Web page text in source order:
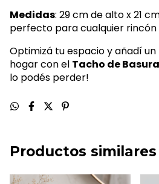
Medidas: 29 cm de alto x 21
perfecto para cualquier rincón
Optimizá tu espacio y añadí
hogar con el Tacho de
lo podés perder!
Productos similares